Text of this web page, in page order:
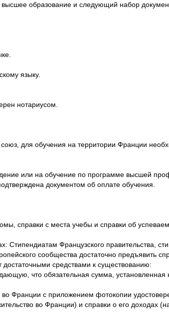
высшее образование и следующий набор
языку.
нотариусом.
для обучения на территории Франции
или на обучение по программе высшей
документом об оплате обучения.
справки с места учебы и справки об
Стипендиатам Французского правительства,
сообщества достаточно предъявить
средствами к существованию:
что обязательная сумма,
Франции с приложением фотокопии
во Франции) и справки о его доходах